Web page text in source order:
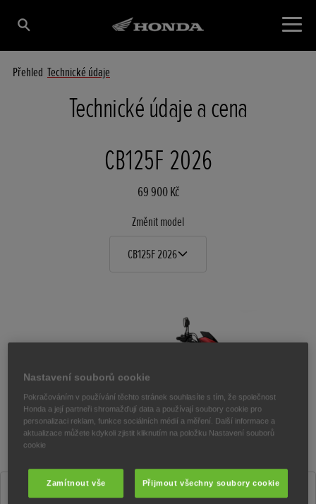
Přehled Technické údaje
Technické údaje a cena
CB125F 2026
69 900 Kč
Změnit model
CB125F 2026
IMPERIAL RED METALLIC
Nastavení souborů cookie
Pokračováním v používání těchto stránek souhlasíte s tím, že společnost
Honda a její partneři shromažďují data a používají soubory cookie pro
personalizaci reklam, funkce sociálních médií a měření. Další informace a
aktualizace můžete kdykoli zjistit kliknutím na položku Nastavení souborů
cookie
Zamítnout vše Přijmout všechny soubory cookie